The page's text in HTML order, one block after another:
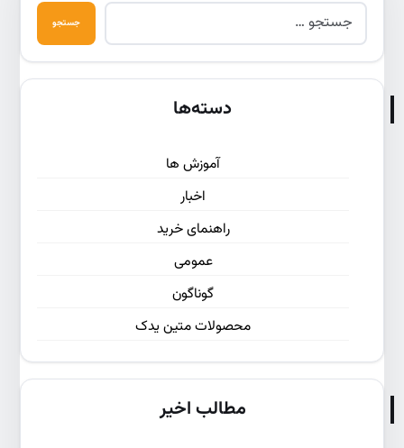
دسته‌ها
آموزش ها
اخبار
راهنمای خرید
عمومی
گوناگون
محصولات متین یدک
مطالب اخیر